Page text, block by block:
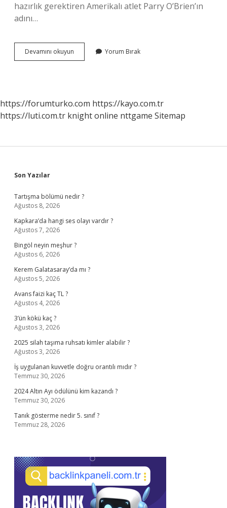
hazırlık gerektiren Amerikalı atlet Parry O’Brien’ın
adını…
Devamını okuyun
Kadınlarda
Yorum Bırak
https://forumturko.com https://kayo.com.tr
https://luti.com.tr knight online nttgame Sitemap
Sidebar
Son Yazılar
Tartışma bölümü nedir ?
Ağustos 8, 2026
Kapkara’da hangi ses olayı vardır ?
Ağustos 7, 2026
Bingöl neyin meşhur ?
Ağustos 6, 2026
Kerem Galatasaray’da mı ?
Ağustos 5, 2026
Avans faizi kaç TL ?
Ağustos 4, 2026
3’ün kökü kaç ?
Ağustos 3, 2026
2025 silah taşıma ruhsatı kimler alabilir ?
Ağustos 3, 2026
İş uygulanan kuvvetle doğru orantılı mıdır ?
Temmuz 30, 2026
2024 Altın Ayı ödülünü kim kazandı ?
Temmuz 30, 2026
Tanık gösterme nedir 5. sınıf ?
Temmuz 28, 2026